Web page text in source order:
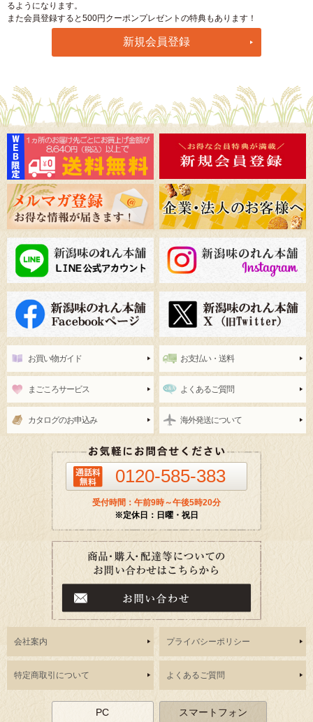
るようになります。
また会員登録すると500円クーポンプレゼントの特典もあります！
お買い物ガイド お支払い・送料
まごころサービス よくあるご質問
カタログのお申込み 海外発送について
0120-585-383
受付時間：午前9時～午後5時20分
※定休日：日曜・祝日
会社案内 プライバシーポリシー
特定商取引について よくあるご質問
PC スマートフォン